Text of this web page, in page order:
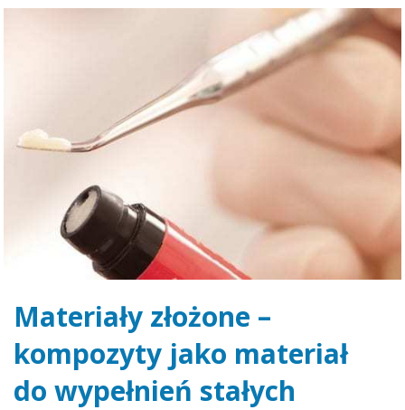
Materiały złożone –
kompozyty jako materiał
do wypełnień stałych